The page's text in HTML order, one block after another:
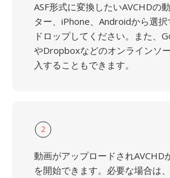
ASF形式に変換したいAVCHDの
ター、iPhone、Androidから選
ドロップしてください。また、
やDropboxなどのオンラインソ
入することもできます。
2
動画がアップロードされAVCHD
を開始できます。必要な場合は